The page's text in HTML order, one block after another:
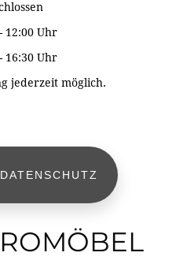
12:00 Uhr
Uhr
jederzeit möglich.